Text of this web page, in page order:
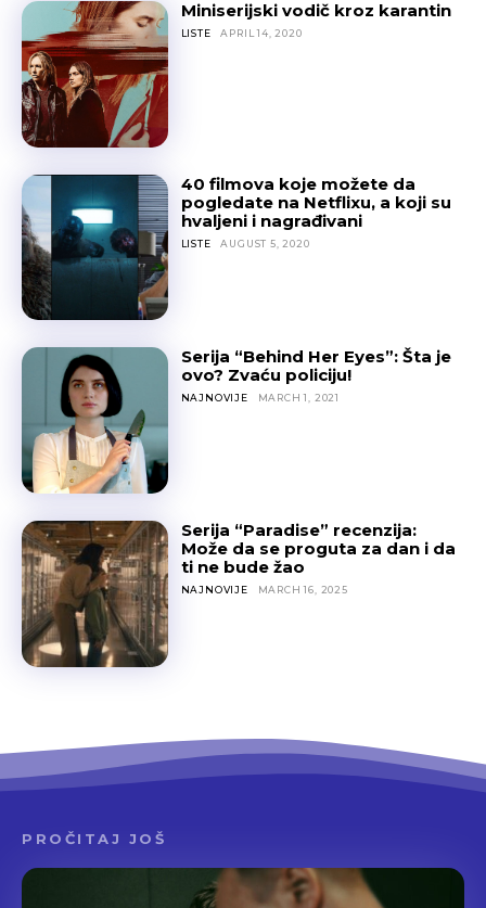
Miniserijski vodič kroz karantin
LISTE APRIL 14, 2020
40 filmova koje možete da
pogledate na Netflixu, a koji su
hvaljeni i nagrađivani
LISTE AUGUST 5, 2020
Serija “Behind Her Eyes”: Šta je
ovo? Zvaću policiju!
NAJNOVIJE MARCH 1, 2021
Serija “Paradise” recenzija:
Može da se proguta za dan i da
ti ne bude žao
NAJNOVIJE MARCH 16, 2025
PROČITAJ JOŠ